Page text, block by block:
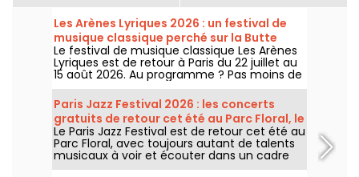
Les Arènes Lyriques 2026 : un festival de
musique classique perché sur la Butte
Montmartre
Le festival de musique classique Les Arènes
Lyriques est de retour à Paris du 22 juillet au
15 août 2026. Au programme ? Pas moins de
16 concerts donnés au sein des Arènes de
Montmartre, un cadre idyllique pour écouter
les grands classiques.
Paris Jazz Festival 2026 : les concerts
gratuits de retour cet été au Parc Floral, le
programme
Le Paris Jazz Festival est de retour cet été au
Parc Floral, avec toujours autant de talents
musicaux à voir et écouter dans un cadre
bucolique. Voici le programme des concerts